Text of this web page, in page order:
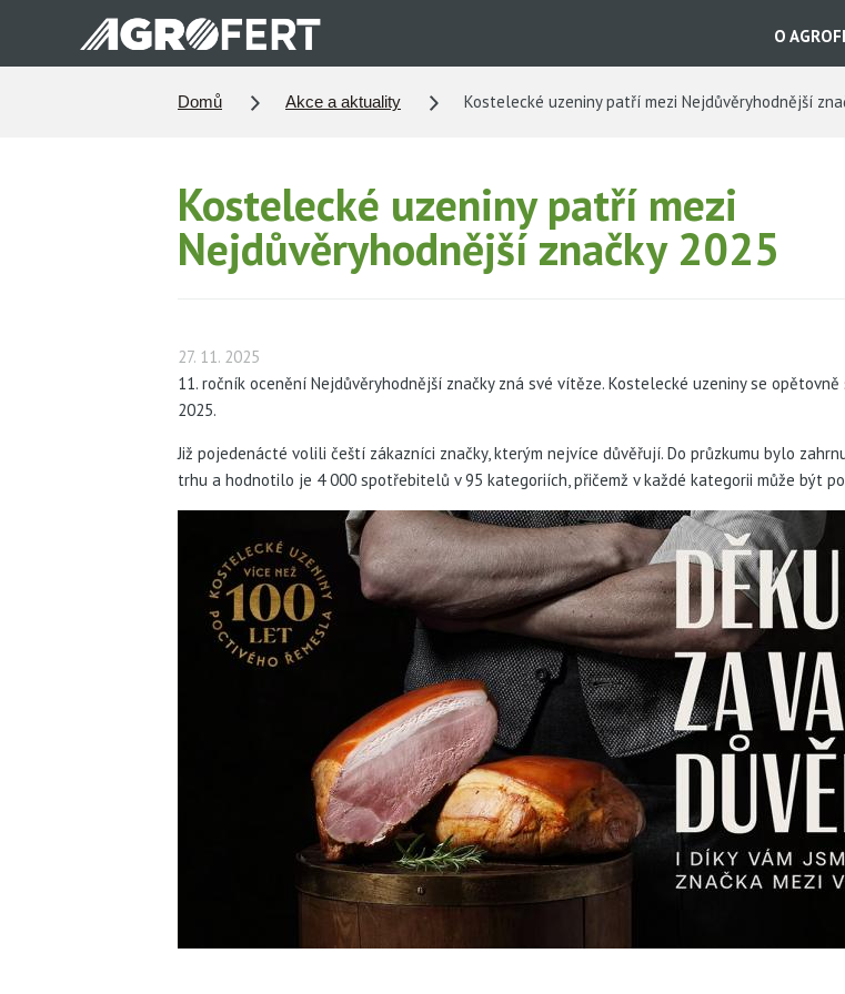
hlavnímu
O
KONTAKTY
Domů Akce a aktuality Kostelecké uzeniny patří mezi Nejdůvěryhodnější
Kostelecké uzeniny patří mezi
Nejdůvěryhodnější značky 2025
27. 11. 2025
11. ročník ocenění Nejdůvěryhodnější značky zná své vítěze. Kostelecké uzeniny se
2025.
Již pojedenácté volili čeští zákazníci značky, kterým nejvíce důvěřují. Do průzkumu bylo
trhu a hodnotilo je 4 000 spotřebitelů v 95 kategoriích, přičemž v každé kategorii může být